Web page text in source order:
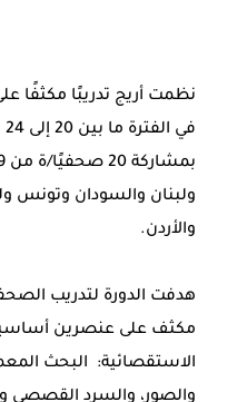
نظمت أريج تدريبًا مكثفًا
ولبنان والسودان وتونس
والأردن.
هدفت الدورة لتدريب
مكثف على عنصرين
الاستقصائية: البحث
والصور، والسرد القصصي